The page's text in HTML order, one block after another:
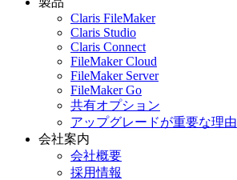
Claris FileMaker
Claris Studio
Claris Connect
FileMaker Cloud
FileMaker Server
FileMaker Go
共有オプション
アップグレードが重要な理由
会社案内
会社概要
採用情報